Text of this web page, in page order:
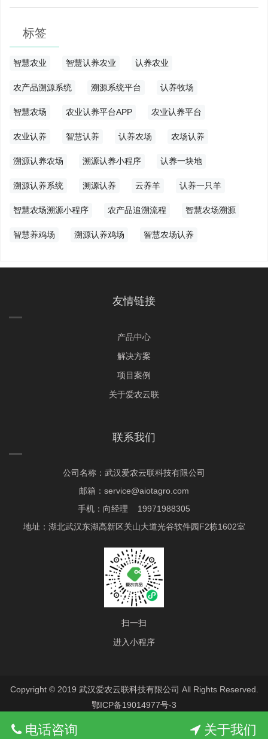
标签
智慧农业 智慧认养农业 认养农业
农产品溯源系统 溯源系统平台 认养牧场
智慧农场 农业认养平台APP 农业认养平台
农业认养 智慧认养 认养农场 农场认养
溯源认养农场 溯源认养小程序 认养一块地
溯源认养系统 溯源认养 云养羊 认养一只羊
智慧农场溯源小程序 农产品追溯流程 智慧农场溯源
智慧养鸡场 溯源认养鸡场 智慧农场认养
友情链接
产品中心
解决方案
项目案例
关于爱农云联
联系我们
公司名称：武汉爱农云联科技有限公司
邮箱：service@aiotagro.com
手机：向经理 19971988305
地址：湖北武汉东湖高新区关山大道光谷软件园F2栋1602室
扫一扫
进入小程序
Copyright © 2019 武汉爱农云联科技有限公司 All Rights Reserved.
鄂ICP备19014977号-3
电话咨询 关于我们